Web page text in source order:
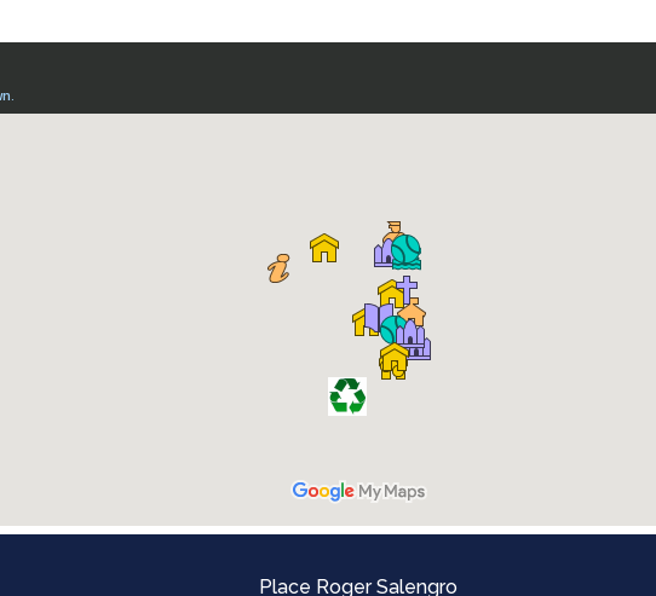
Place Roger Salengro